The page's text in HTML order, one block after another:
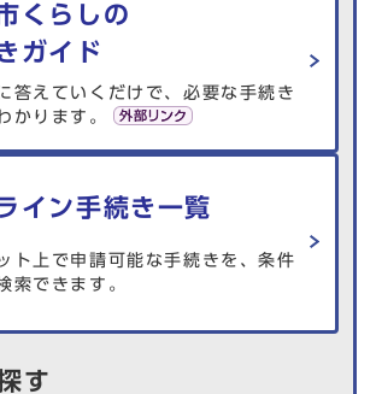
くらしの
ガイド
答えていくだけで、必要な手続き
かります。
イン手続き一覧
ト上で申請可能な手続きを、条件
索できます。
す